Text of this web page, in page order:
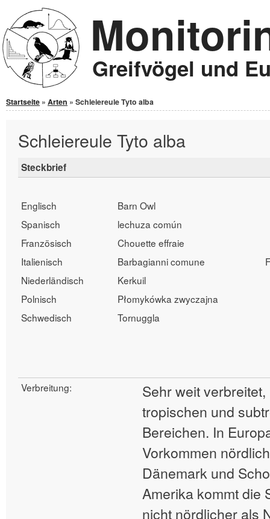
Jump to Content
Greifvögel und
Sie sind hier
Startseite » Arten » Schleiereule Tyto alba
Schleiereule Tyto alba
Steckbrief
Englisch Barn Owl
Spanisch
lechuza común
Französisch
Chouette effraie
Italienisch
Barbagianni comune
Niederländisch
Kerkuil
Polnisch
Płomykówka zwyczajna
Schwedisch
Tornuggla
Verbreitung:
Sehr weit
tropischen und
Bereichen. In
Vorkommen
Dänemark und
Amerika kommt die
nicht nördlicher als